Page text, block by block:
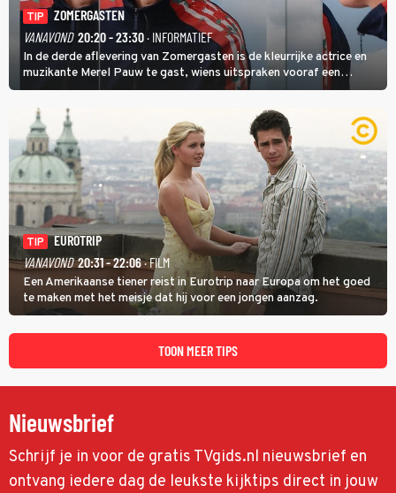
TIP
ZOMERGASTEN
VANAVOND 20:20 - 23:30· INFORMATIEF
In de derde aflevering van Zomergasten is de kleurrijke actrice en
muzikante Merel Pauw te gast, wiens uitspraken vooraf een
boeiende avond beloven: 'Mijn ideale televisieavond is zoals mijn
identiteit: grenzeloos, absurd en vol angsten'.
TIP
EUROTRIP
VANAVOND 20:31 - 22:06· FILM
Een Amerikaanse tiener reist in Eurotrip naar Europa om het goed
te maken met het meisje dat hij voor een jongen aanzag.
TOON MEER TIPS
Nieuwsbrief
Schrijf je in voor de gratis TVgids.nl nieuwsbrief en
ontvang iedere dag de leukste kijktips direct in jouw